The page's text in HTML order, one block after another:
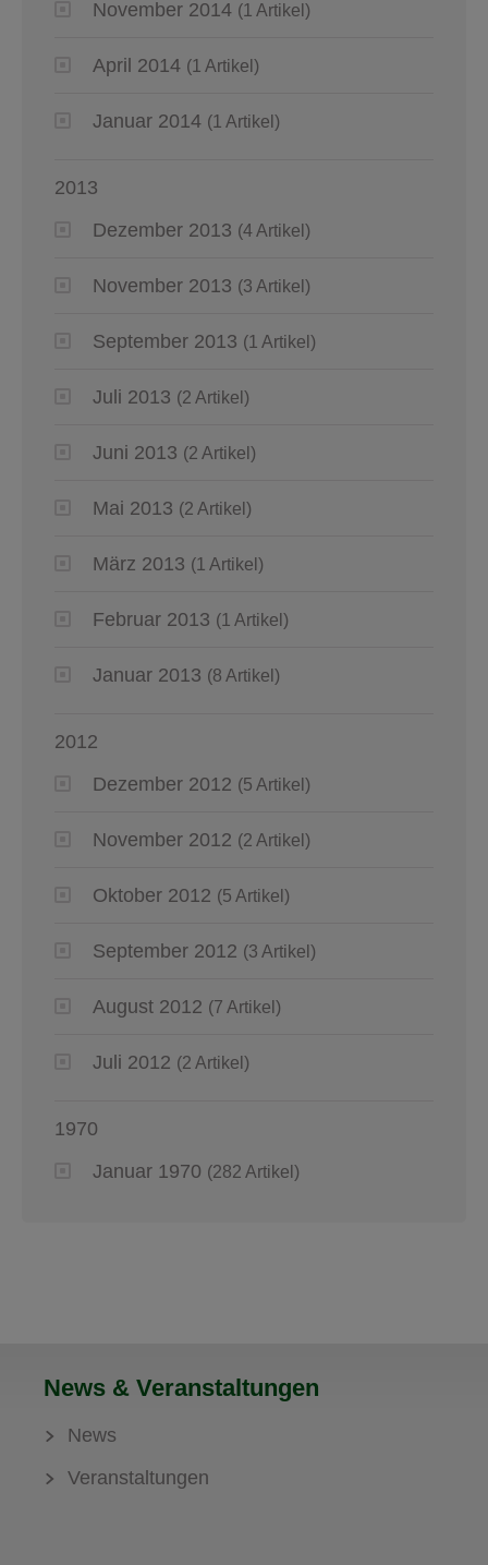
November 2014 (1 Artikel)
April 2014 (1 Artikel)
Januar 2014 (1 Artikel)
2013
Dezember 2013 (4 Artikel)
November 2013 (3 Artikel)
September 2013 (1 Artikel)
Juli 2013 (2 Artikel)
Juni 2013 (2 Artikel)
Mai 2013 (2 Artikel)
März 2013 (1 Artikel)
Februar 2013 (1 Artikel)
Januar 2013 (8 Artikel)
2012
Dezember 2012 (5 Artikel)
November 2012 (2 Artikel)
Oktober 2012 (5 Artikel)
September 2012 (3 Artikel)
August 2012 (7 Artikel)
Juli 2012 (2 Artikel)
1970
Januar 1970 (282 Artikel)
News & Veranstaltungen
News
Veranstaltungen